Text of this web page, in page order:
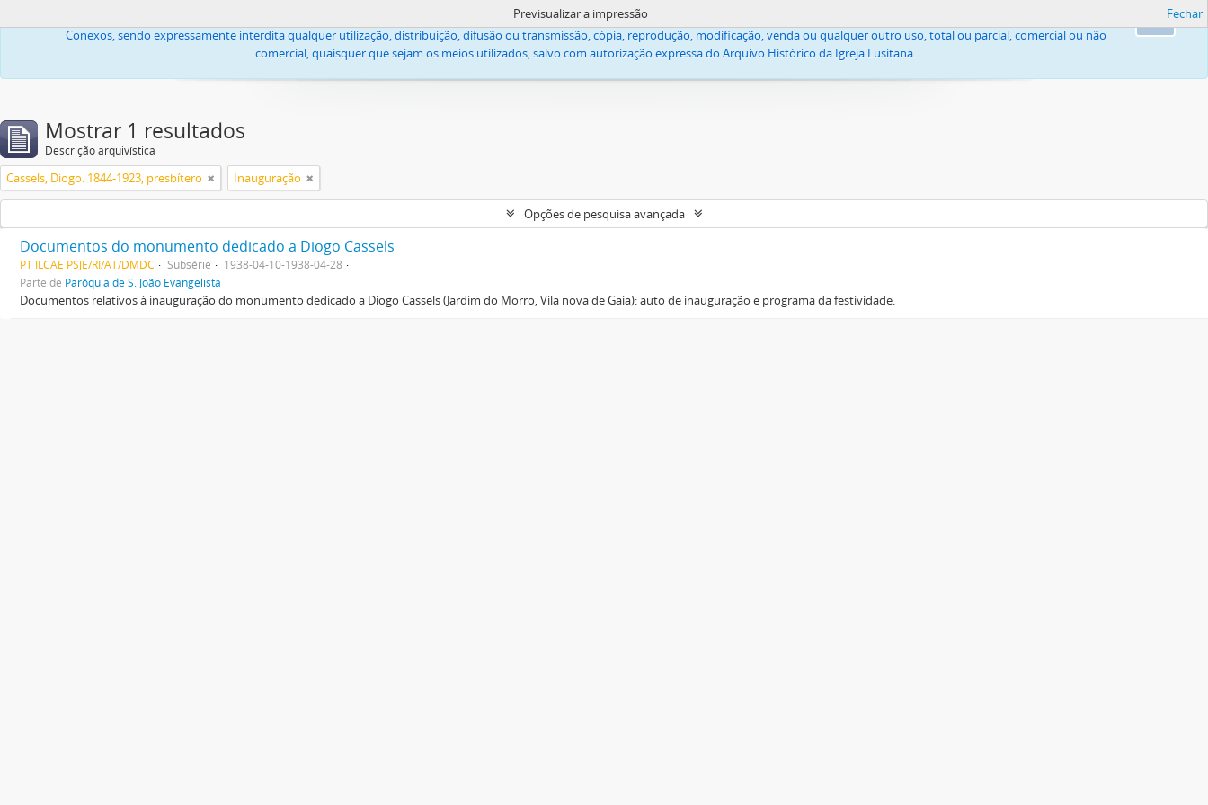
Todas as imagens ou textos, propriedade da Igreja Lusitana Católica Apostólica Evangélica, acessíveis neste site, estão protegidos pela lei, nomeadamente pelo Código do Direito de Autor e Direitos
Conexos, sendo expressamente interdita qualquer utilização, distribuição, difusão ou transmissão, cópia, reprodução, modificação, venda ou qualquer outro uso, total ou parcial, comercial ou não
comercial, quaisquer que sejam os meios utilizados, salvo com autorização expressa do Arquivo Histórico da Igreja Lusitana.
Previsualizar a impressão Fechar
Mostrar 1 resultados
Descrição arquivística
Cassels, Diogo. 1844-1923, presbítero Inauguração
Opções de pesquisa avançada
Documentos do monumento dedicado a Diogo Cassels
PT ILCAE PSJE/RI/AT/DMDC Subsérie
1938-04-10-1938-04-28
Parte de Paróquia de S. João Evangelista
Documentos relativos à inauguração do monumento dedicado a Diogo Cassels (Jardim do Morro, Vila nova de Gaia): auto de inauguração e programa da festividade.